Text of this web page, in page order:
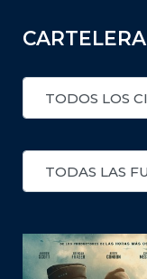
CARTELERA